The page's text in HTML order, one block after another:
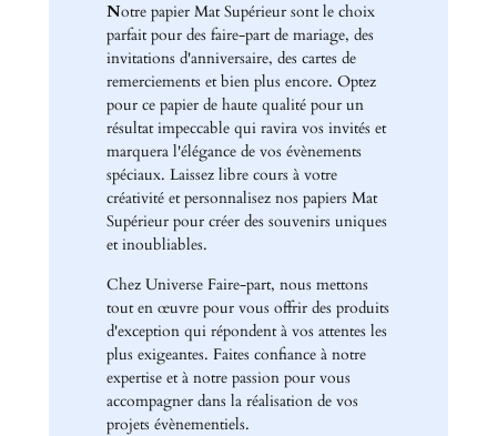
Notre papier Mat Supérieur sont le choix
parfait pour des faire-part de mariage, des
invitations d'anniversaire, des cartes de
remerciements et bien plus encore. Optez
pour ce papier de haute qualité pour un
résultat impeccable qui ravira vos invités et
marquera l'élégance de vos évènements
spéciaux. Laissez libre cours à votre
créativité et personnalisez nos papiers Mat
Supérieur pour créer des souvenirs uniques
et inoubliables.
Chez Universe Faire-part, nous mettons
tout en œuvre pour vous offrir des produits
d'exception qui répondent à vos attentes les
plus exigeantes. Faites confiance à notre
expertise et à notre passion pour vous
accompagner dans la réalisation de vos
projets évènementiels.